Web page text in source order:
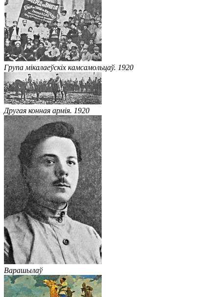
Група мікалаеўскіх камсамольцаў. 1920
Другая конная армія. 1920
Варашылаў